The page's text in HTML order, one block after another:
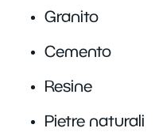
Granito
Cemento
Resine
Pietre naturali